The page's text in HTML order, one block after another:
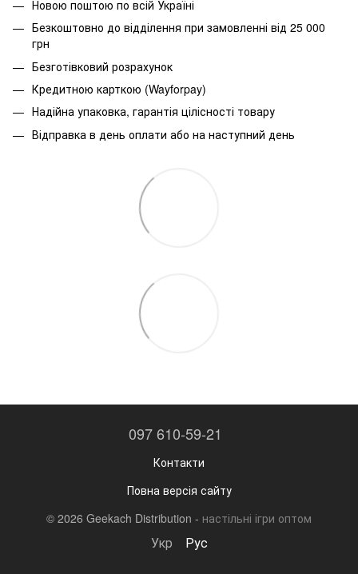
Новою поштою по всій Україні
Безкоштовно до відділення при замовленні від 25 000
грн
Безготівковий розрахунок
Кредитною карткою (Wayforpay)
Надійна упаковка, гарантія цілісності товару
Відправка в день оплати або на наступний день
097 610-59-21
Контакти
Повна версія сайту
© 2026 Geekach Distribution - настільні ігри оптом
Укр Рус